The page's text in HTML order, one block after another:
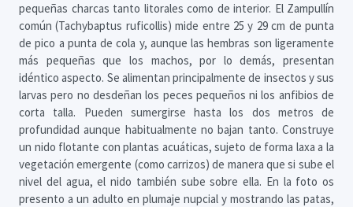
pequeñas charcas tanto litorales como de interior. El Zampullín
común (Tachybaptus ruficollis) mide entre 25 y 29 cm de punta
de pico a punta de cola y, aunque las hembras son ligeramente
más pequeñas que los machos, por lo demás, presentan
idéntico aspecto. Se alimentan principalmente de insectos y sus
larvas pero no desdeñan los peces pequeños ni los anfibios de
corta talla. Pueden sumergirse hasta los dos metros de
profundidad aunque habitualmente no bajan tanto. Construye
un nido flotante con plantas acuáticas, sujeto de forma laxa a la
vegetación emergente (como carrizos) de manera que si sube el
nivel del agua, el nido también sube sobre ella. En la foto os
presento a un adulto en plumaje nupcial y mostrando las patas,